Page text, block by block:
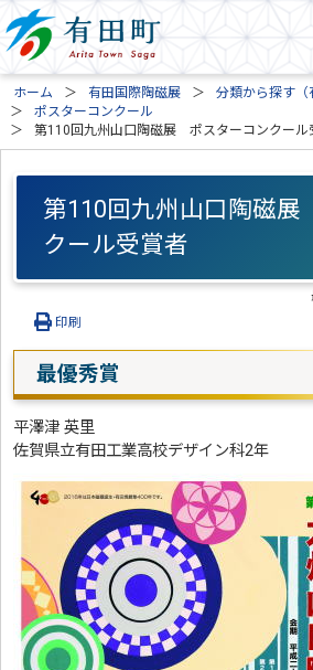
ホーム 有田国際陶磁展
分類から探す（
ポスターコンクール
第110回九州山口陶磁展 ポスターコンクール
第110回九州山口陶磁
クール受賞者
印刷
最優秀賞
平澤津 英里
佐賀県立有田工業高校デザイン科2年